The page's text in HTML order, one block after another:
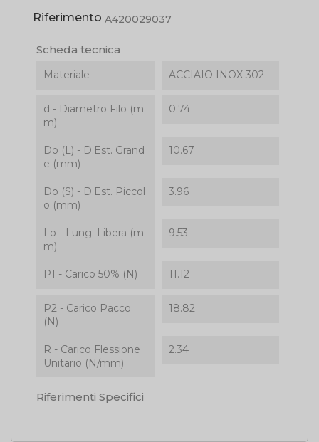
Riferimento A420029037
Scheda tecnica
Materiale ACCIAIO INOX 302
d - Diametro Filo (m
m)
0.74
Do (L) - D.Est. Grand
e (mm)
10.67
Do (S) - D.Est. Piccol
o (mm)
3.96
Lo - Lung. Libera (m
m)
9.53
P1 - Carico 50% (N) 11.12
P2 - Carico Pacco
(N)
18.82
R - Carico Flessione
Unitario (N/mm)
2.34
Riferimenti Specifici